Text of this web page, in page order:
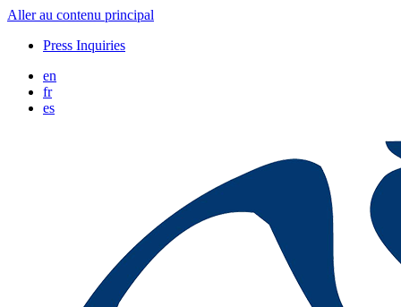
Aller au contenu principal
Press Inquiries
en
fr
es